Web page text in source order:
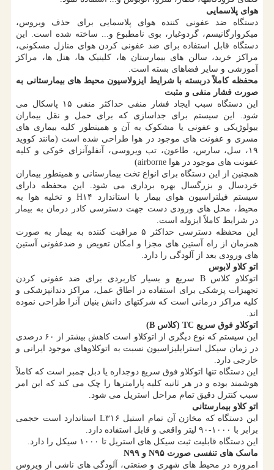
هوای پلاسمایی
دستگاه ضد عفونی کننده هوای پلاسمایی برای حذف ویروس،
میکروارگانیسم، گردوغبار، بوی نامطبوع و... ساخته شده است. این
دستگاه قابل استفاده برای ضد عفونی کردن هوای منازل مسکونی،
مراکز خرید، سالن های بیمارستان ها، کلینیک ها، هتل ها، مراکز
آموزشی و سایر فضاهای بسته است.
محفظه کاملاً دربسته با شرایط ایزولاسیون محیط های بیمارستانی به
صورت فشار منفی و مثبت
این دستگاه سبب ایجاد فشار منفی حداکثر منفی ۱۵ پاسکال می
شود. این سیستم برای جداسازی که برای حمل و نقل بیماران
بیولوژیکی و عفونی یا مشکوک به آن و همینطور کلیه بیماری های
مسری و عفونت های موجود در هوا طراحی شده است (مانند کووید
۱۹، سل، سارس، طاعون، تب ویروسی، آنفلوآنزای خوکی و کلیه
عفونت های موجود در هوا airborne)
همچنین از این دستگاه برای انواع تخت بیمارستانی و همینطور بیماران
خردسال و بزرگسال بهره برداری می شود. این محفظه دارای
سیستم فیلتراسیون هوای بیمار با استاندارد H۱۴ و تخلیه هوا به
محیط، محل های ورودی دست جهت دسترسی کادر درمان به بیمار
در شرایط کاملاً ایزوله است.
این محفظه دسترسی حداکثر ۵ مراقبت کننده به بیمار به صورت
همزمان از راه آستین های مجزا و امکان تعویض و ضدعفونی آستین
های ورودی بعد از آلودگی را دارد.
اتو کلاو لابوس
اتوکلاو کلاس B سریع و بسیار کاربردی برای ضد عفونی کردن
تجهیزات پزشکی برای استفاده در اطاق عمل، مراکز دندانپزشکی و
کلیه مراکز درمانی است که شرکتهای دانش بنیان آنرا طراحی نموده
اند.
اتوکلاو فوق سریع TC (کلاس B)
این سیستم که نوع دیگری از اتوکلاو است کاهش بیشتر از ۶۰ درصدی
در زمان سیکل استرایلیزاسیون نسبت به اتوکلاوهای موجود ایرانی و
خارجی دارد.
این دستگاه تنها اتوکلاو فوق سریع دوجداره یا دبل چمبر است که کاملاً
هوشمند بوده و در هر ثانیه کلیه پارامترها را چک می کند که این امر
سبب کنترل دقیق تمام مراحل استریل می شود.
اتو کلاو بیمارستانی
این دستگاه که مخازن آن تمام استیل L۳۱۶ استاندارد است حجمی
برابر با ۱۰۰۰-۹۰ لیتر واقعی و قابل استفاده دارد.
این دستگاه قابلیت ثبت سیکل های استریل تا ۱۰۰۰ سیکل را دارد.
ماسک های تنفسی صورت N۹۵ و N۹۹
امروزه در محیط های شهری و صنعتی، آلودگی های ناشی از ویروس